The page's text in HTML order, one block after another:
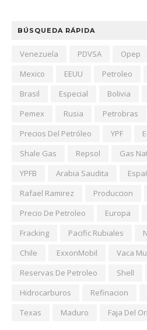
BÚSQUEDA RÁPIDA
Venezuela PDVSA Opep
Mexico
EEUU Petroleo
Brasil
Especial Bolivia
Pemex
Rusia Petrobras
Precios Del Petróleo
YPF
Shale Gas
Repsol Gas
YPFB
Arabia Saudita
Rafael Ramirez
Produccion
Precio De Petroleo
Europa
Fracking
Pacific Rubiales
Chile
ExxonMobil Vaca
Reservas De Petroleo
Shell
Hidrocarburos
Refinacion
Texas
Maduro Faja Del